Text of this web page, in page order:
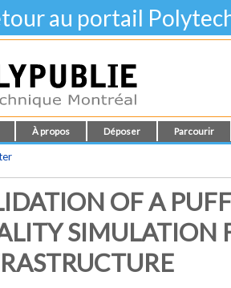
au portail
À propos Déposer Parcourir
OF A
SIMULATION